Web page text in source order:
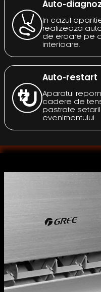
Auto-
In cazul
realizeaza
de eroare pe
interioare.
Auto-restart
Aparatul
cadere de
pastrate
evenimentului.